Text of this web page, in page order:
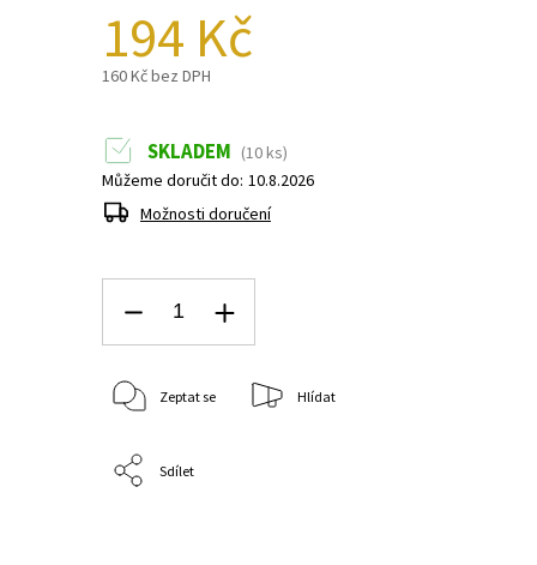
194 Kč
160 Kč bez DPH
SKLADEM (10 ks)
Můžeme doručit do: 10.8.2026
Možnosti doručení
Zeptat se Hlídat
Sdílet